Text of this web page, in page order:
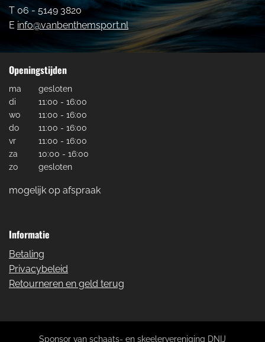
T 06 - 5149 3820
E info@vanbenthemsport.nl
Openingstijden
ma
gesloten
di
11:00 - 16:00
wo
11:00 - 16:00
do
11:00 - 16:00
vr
11:00 - 16:00
za
10:00 - 16:00
zo
gesloten
mogelijk op afspraak
Informatie
Betaling
Privacybeleid
Retourneren en geld terug
Sponsor van schaats- en skeelervereniging DNIJ